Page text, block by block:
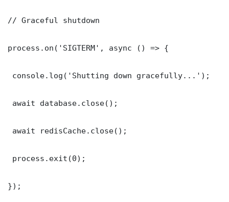
// Graceful shutdown
process.on('SIGTERM', async () => {
console.log('Shutting down gracefully...');
await database.close();
await redisCache.close();
process.exit(0);
});